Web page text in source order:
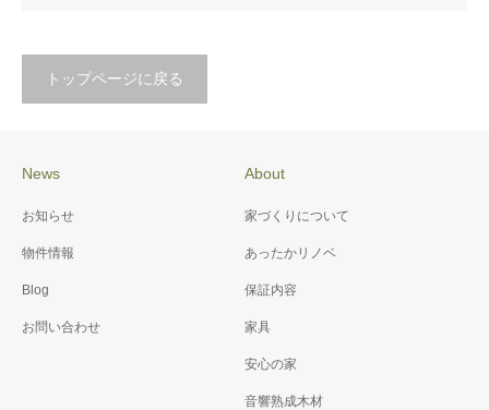
トップページに戻る
News
お知らせ
物件情報
Blog
お問い合わせ
About
家づくりについて
あったかリノベ
保証内容
家具
安心の家
音響熟成木材